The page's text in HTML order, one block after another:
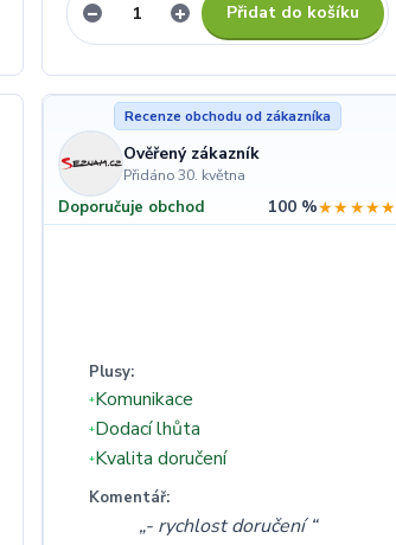
Přidat do košíku
Recenze obchodu od zákazníka
Ověřený zákazník
Přidáno 30. května
Doporučuje obchod 100 %★★★★★
Plusy:
+Komunikace
+Dodací lhůta
+Kvalita doručení
Komentář:
- rychlost doručení